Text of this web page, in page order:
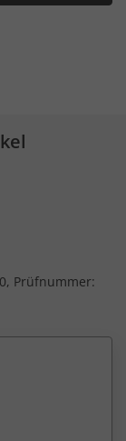
Prüfnummer: